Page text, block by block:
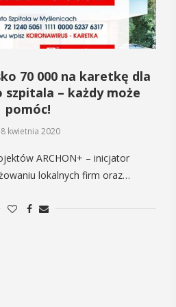
70 000 na karetkę dla
szpitala – każdy może
pomóc!
kwietnia 2020
ARCHON+ – inicjator
lokalnych firm oraz…
dzień
krew-
życie”
14 czerwca na plaży
się druga edycja wydarzenia